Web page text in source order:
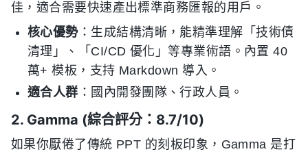
佳，適合需要快速產出標準商務匯報的用戶。
核心優勢：生成結構清晰，能精準理解「技術債
清理」、「CI/CD 優化」等專業術語。內置 40
萬+ 模板，支持 Markdown 導入。
適合人群 ：國內開發團隊、行政人員。
2. Gamma (綜合評分：8.7/10)
如果你厭倦了傳統 PPT 的刻板印象，Gamma 是打